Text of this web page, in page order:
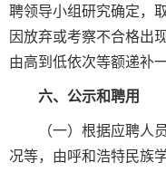
聘领导小组研究确定，
因放弃或考察不合格出
由高到低依次等额递补一
六、公示和聘用
（一）根据应聘人
况等，由呼和浩特民族